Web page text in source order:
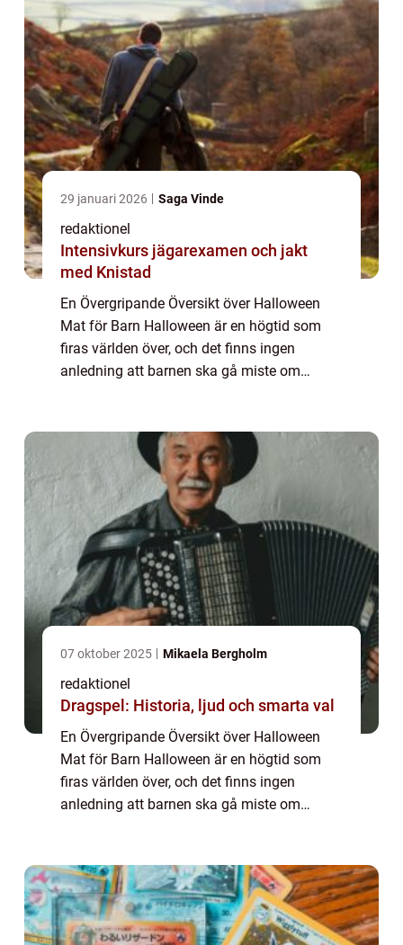
29 januari 2026 Saga Vinde
redaktionel
Intensivkurs jägarexamen och jakt
med Knistad
En Övergripande Översikt över Halloween
Mat för Barn Halloween är en högtid som
firas världen över, och det finns ingen
anledning att barnen ska gå miste om
07 oktober 2025 Mikaela Bergholm
redaktionel
Dragspel: Historia, ljud och smarta val
En Övergripande Översikt över Halloween
Mat för Barn Halloween är en högtid som
firas världen över, och det finns ingen
anledning att barnen ska gå miste om
och skr...